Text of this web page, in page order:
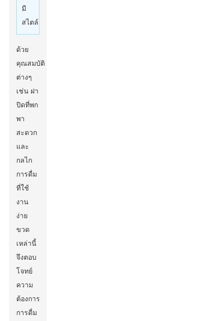
มี
สไตล์
ด้วย
คุณสมบัติ
ต่างๆ
เช่น ฝา
ปิดที่พก
พา
สะดวก
และ
กลไก
การดื่ม
ที่ใช้
งาน
ง่าย
ขวด
เหล่านี้
จึงตอบ
โจทย์
ความ
ต้องการ
การดื่ม